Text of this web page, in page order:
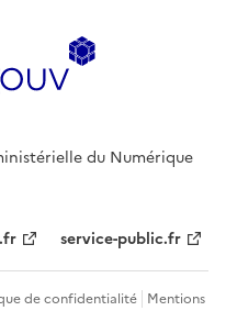
du Numérique
service-public.fr
de confidentialité Mentions